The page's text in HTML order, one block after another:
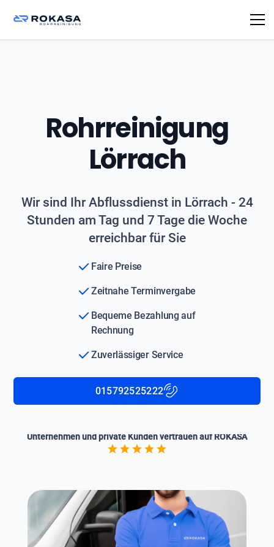
Rohrreinigung
Lörrach
Wir sind Ihr Abflussdienst in Lörrach - 24
Stunden am Tag und 7 Tage die Woche
erreichbar für Sie
Faire Preise
Zeitnahe Terminvergabe
Bequeme Bezahlung auf
Rechnung
Zuverlässiger Service
015792525222
Unternehmen und private Kunden vertrauen auf ROKASA